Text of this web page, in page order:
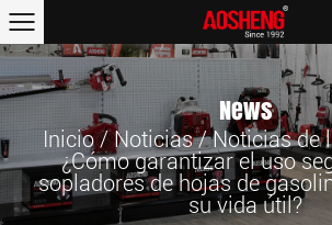
News
Inicio/Noticias/Noticias de
¿Cómo garantizar el uso
sopladores de hojas de
su vida útil?